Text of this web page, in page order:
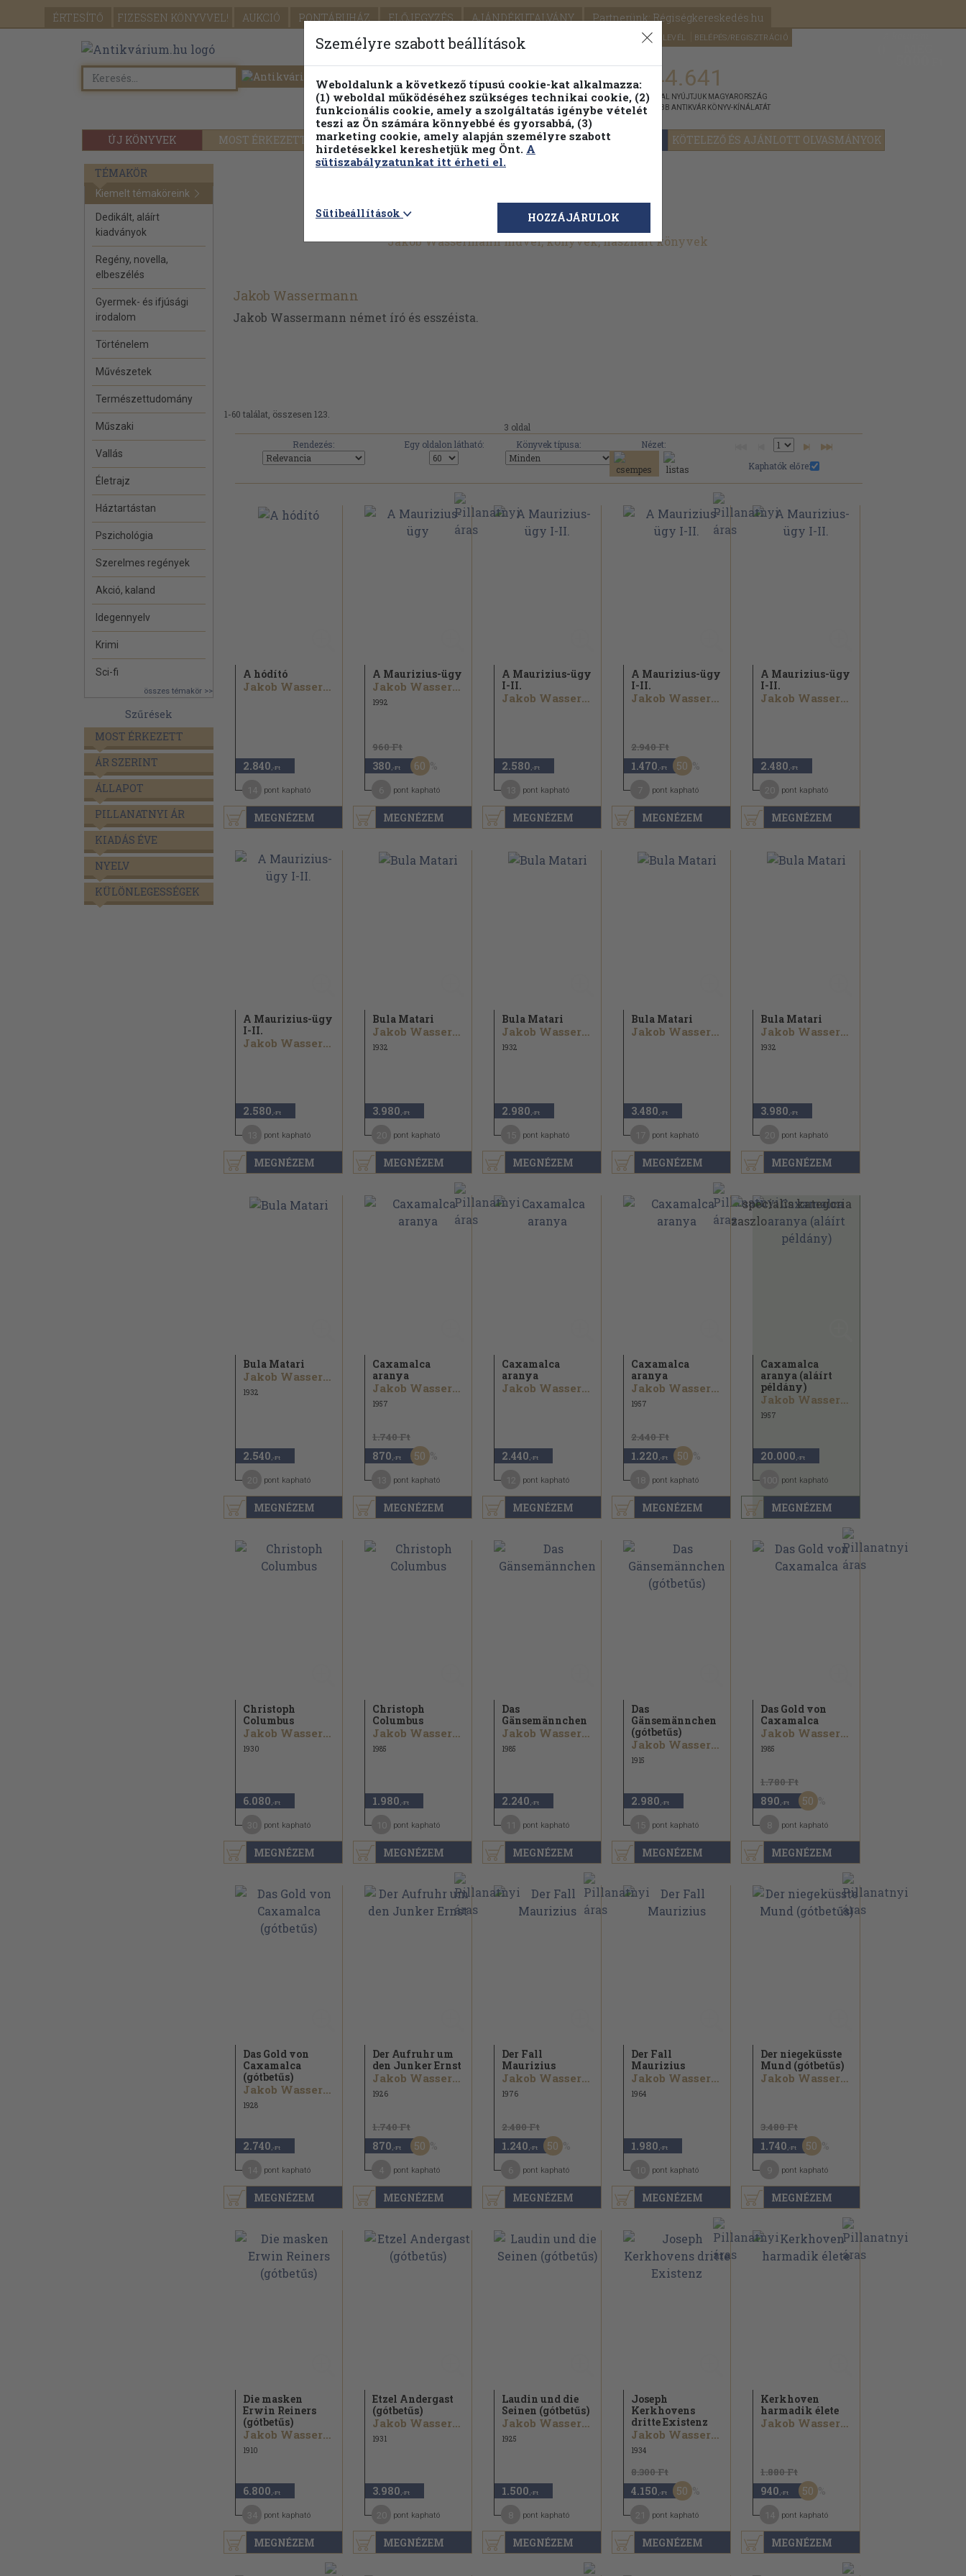
ÉRTESÍTŐ FIZESSEN KÖNYVVEL! AUKCIÓ PONTÁRUHÁZ ELŐJEGYZÉS AJÁNDÉKUTALVÁNY Partnerünk: Régiségkereskedés.hu
SEGÍTSÉG HÍRLEVÉL BELÉPÉS/REGISZTRÁCIÓ
ÚJ KÖNYVEK MOST ÉRKEZETT PILLANATNYI ÁRAINK FENNTARTHATÓ OLVASMÁNYOK KÖTELEZŐ ÉS AJÁNLOTT OLVASMÁNYOK
Részletes kereső Témaköri fa 1.144.641
KIADVÁNNYAL NYÚJTJUK MAGYARORSZÁG
LEGNAGYOBB ANTIKVÁR KÖNYV-KÍNÁLATÁT
TÉMAKÖR
Kiemelt témaköreink
Dedikált, aláírt
kiadványok
Regény, novella,
elbeszélés
Gyermek- és ifjúsági
irodalom
Történelem
Művészetek
Természettudomány
Műszaki
Vallás
Életrajz
Háztartástan
Pszichológia
Szerelmes regények
Akció, kaland
Idegennyelv
Krimi
Sci-fi
összes témakör >>
Szűrések
MOST ÉRKEZETT
ÁR SZERINT
ÁLLAPOT
PILLANATNYI ÁR
KIADÁS ÉVE
NYELV
KÜLÖNLEGESSÉGEK
Jakob Wassermann művei, könyvek, használt könyvek
Jakob Wassermann
Jakob Wassermann német író és esszéista.
1-60 találat, összesen 123.
3 oldal
Rendezés:
Egy oldalon látható: Könyvek típusa:
Nézet:
Kaphatók előre:
MEGNÉZEM
A hódító
Jakob Wassermann
2.840 ,-Ft
pont kapható
MEGNÉZEM
A Maurizius-ügy
Jakob Wassermann
1992
960 Ft
380 ,-Ft 60
pont kapható
MEGNÉZEM
A Maurizius-ügy
I-II.
Jakob Wassermann
2.580 ,-Ft
pont kapható
MEGNÉZEM
A Maurizius-ügy
I-II.
Jakob Wassermann
2.940 Ft
1.470 ,-Ft 50
pont kapható
MEGNÉZEM
A Maurizius-ügy
I-II.
Jakob Wassermann
2.480 ,-Ft
pont kapható
MEGNÉZEM
A Maurizius-ügy
I-II.
Jakob Wassermann
2.580 ,-Ft
pont kapható
MEGNÉZEM
Bula Matari
Jakob Wassermann
1932
3.980 ,-Ft
pont kapható
MEGNÉZEM
Bula Matari
Jakob Wassermann
1932
2.980 ,-Ft
pont kapható
MEGNÉZEM
Bula Matari
Jakob Wassermann
3.480 ,-Ft
pont kapható
MEGNÉZEM
Bula Matari
Jakob Wassermann
1932
3.980 ,-Ft
pont kapható
MEGNÉZEM
Bula Matari
Jakob Wassermann
1932
2.540 ,-Ft
pont kapható
MEGNÉZEM
Caxamalca
aranya
Jakob Wassermann
1957
1.740 Ft
870 ,-Ft 50
pont kapható
MEGNÉZEM
Caxamalca
aranya
Jakob Wassermann
2.440 ,-Ft
pont kapható
MEGNÉZEM
Caxamalca
aranya
Jakob Wassermann
1957
2.440 Ft
1.220 ,-Ft 50
pont kapható
MEGNÉZEM
Caxamalca
aranya (aláírt
példány)
Jakob Wassermann
1957
20.000 ,-Ft
pont kapható
MEGNÉZEM
Christoph
Columbus
Jakob Wassermann
1930
6.080 ,-Ft
pont kapható
MEGNÉZEM
Christoph
Columbus
Jakob Wassermann
1985
1.980 ,-Ft
pont kapható
MEGNÉZEM
Das
Gänsemännchen
Jakob Wassermann
1985
2.240 ,-Ft
pont kapható
MEGNÉZEM
Das
Gänsemännchen
(gótbetűs)
Jakob Wassermann
1915
2.980 ,-Ft
pont kapható
MEGNÉZEM
Das Gold von
Caxamalca
Jakob Wassermann
1985
1.780 Ft
890 ,-Ft 50
pont kapható
MEGNÉZEM
Das Gold von
Caxamalca
(gótbetűs)
Jakob Wassermann
1928
2.740 ,-Ft
pont kapható
MEGNÉZEM
Der Aufruhr um
den Junker Ernst
Jakob Wassermann
1926
1.740 Ft
870 ,-Ft 50
pont kapható
MEGNÉZEM
Der Fall
Maurizius
Jakob Wassermann
1976
2.480 Ft
1.240 ,-Ft 50
pont kapható
MEGNÉZEM
Der Fall
Maurizius
Jakob Wassermann
1964
1.980 ,-Ft
pont kapható
MEGNÉZEM
Der niegeküsste
Mund (gótbetűs)
Jakob Wassermann
3.480 Ft
1.740 ,-Ft 50
pont kapható
MEGNÉZEM
Die masken
Erwin Reiners
(gótbetűs)
Jakob Wassermann
1910
6.800 ,-Ft
pont kapható
MEGNÉZEM
Etzel Andergast
(gótbetűs)
Jakob Wassermann
1931
3.980 ,-Ft
pont kapható
MEGNÉZEM
Laudin und die
Seinen (gótbetűs)
Jakob Wassermann
1925
1.500 ,-Ft
pont kapható
MEGNÉZEM
Joseph
Kerkhovens
dritte Existenz
Jakob Wassermann
1934
8.300 Ft
4.150 ,-Ft 50
pont kapható
MEGNÉZEM
Kerkhoven
harmadik élete
Jakob Wassermann
1.880 Ft
940 ,-Ft 50
pont kapható
Személyre szabott beállítások
Weboldalunk a következő típusú cookie-kat alkalmazza:
(1) weboldal működéséhez szükséges technikai cookie, (2)
funkcionális cookie, amely a szolgáltatás igénybe vételét
teszi az Ön számára könnyebbé és gyorsabbá, (3)
marketing cookie, amely alapján személyre szabott
hirdetésekkel kereshetjük meg Önt. A
sütiszabályzatunkat itt érheti el.
Sütibeállítások HOZZÁJÁRULOK